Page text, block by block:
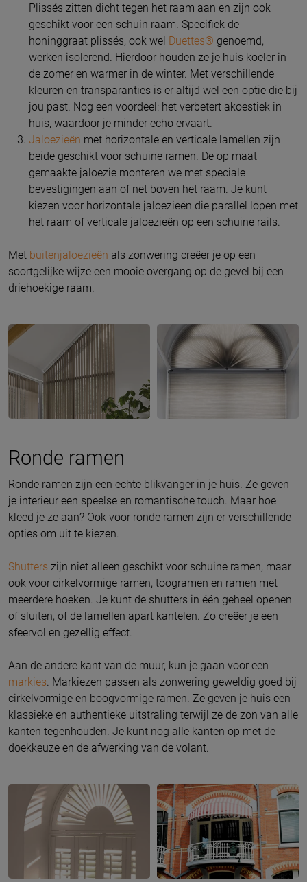
Plissés zitten dicht tegen het raam aan en zijn ook
geschikt voor een schuin raam. Specifiek de
honinggraat plissés, ook wel Duettes® genoemd,
werken isolerend. Hierdoor houden ze je huis koeler in
de zomer en warmer in de winter. Met verschillende
kleuren en transparanties is er altijd wel een optie die bij
jou past. Nog een voordeel: het verbetert akoestiek in
huis, waardoor je minder echo ervaart.
Jaloezieën met horizontale en verticale lamellen zijn
beide geschikt voor schuine ramen. De op maat
gemaakte jaloezie monteren we met speciale
bevestigingen aan of net boven het raam. Je kunt
kiezen voor horizontale jaloezieën die parallel lopen met
het raam of verticale jaloezieën op een schuine rails.
Met buitenjaloezieën als zonwering creëer je op een
soortgelijke wijze een mooie overgang op de gevel bij een
driehoekige raam.
Ronde ramen
Ronde ramen zijn een echte blikvanger in je huis. Ze geven
je interieur een speelse en romantische touch. Maar hoe
kleed je ze aan? Ook voor ronde ramen zijn er verschillende
opties om uit te kiezen.
Shutters zijn niet alleen geschikt voor schuine ramen, maar
ook voor cirkelvormige ramen, toogramen en ramen met
meerdere hoeken. Je kunt de shutters in één geheel openen
of sluiten, of de lamellen apart kantelen. Zo creëer je een
sfeervol en gezellig effect.
Aan de andere kant van de muur, kun je gaan voor een
markies . Markiezen passen als zonwering geweldig goed bij
cirkelvormige en boogvormige ramen. Ze geven je huis een
klassieke en authentieke uitstraling terwijl ze de zon van alle
kanten tegenhouden. Je kunt nog alle kanten op met de
doekkeuze en de afwerking van de volant.